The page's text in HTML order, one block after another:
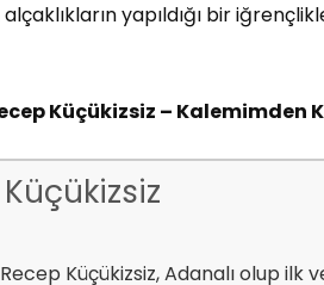
yapıldığı bir
Küçükizsiz – Kalemimden
Recep Küçükizsiz, Adanalı olup